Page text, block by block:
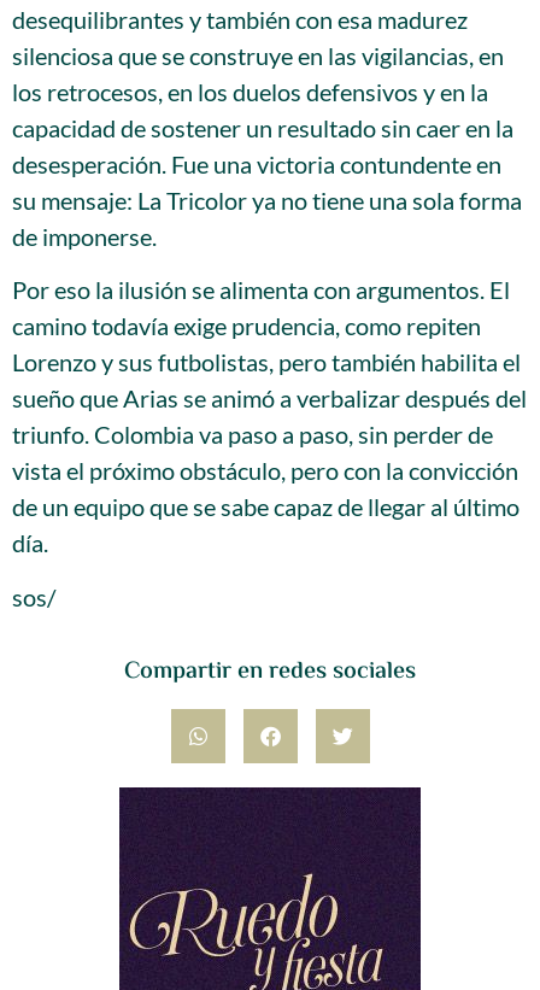
Compartir en redes sociales
desequilibrantes y también con esa madurez
silenciosa que se construye en las vigilancias, en
los retrocesos, en los duelos defensivos y en la
capacidad de sostener un resultado sin caer en la
desesperación. Fue una victoria contundente en
su mensaje: La Tricolor ya no tiene una sola forma
de imponerse.
Por eso la ilusión se alimenta con argumentos. El
camino todavía exige prudencia, como repiten
Lorenzo y sus futbolistas, pero también habilita el
sueño que Arias se animó a verbalizar después del
triunfo. Colombia va paso a paso, sin perder de
vista el próximo obstáculo, pero con la convicción
de un equipo que se sabe capaz de llegar al último
día.
sos/